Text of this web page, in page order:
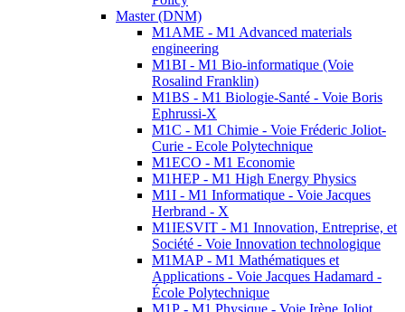
Master (DNM)
M1AME - M1 Advanced materials
engineering
M1BI - M1 Bio-informatique (Voie
Rosalind Franklin)
M1BS - M1 Biologie-Santé - Voie Boris
Ephrussi-X
M1C - M1 Chimie - Voie Fréderic Joliot-
Curie - Ecole Polytechnique
M1ECO - M1 Economie
M1HEP - M1 High Energy Physics
M1I - M1 Informatique - Voie Jacques
Herbrand - X
M1IESVIT - M1 Innovation, Entreprise, et
Société - Voie Innovation technologique
M1MAP - M1 Mathématiques et
Applications - Voie Jacques Hadamard -
École Polytechnique
M1P - M1 Physique - Voie Irène Joliot